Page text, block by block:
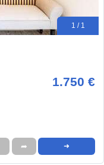
1 / 1
1.750 €
➦ ➜